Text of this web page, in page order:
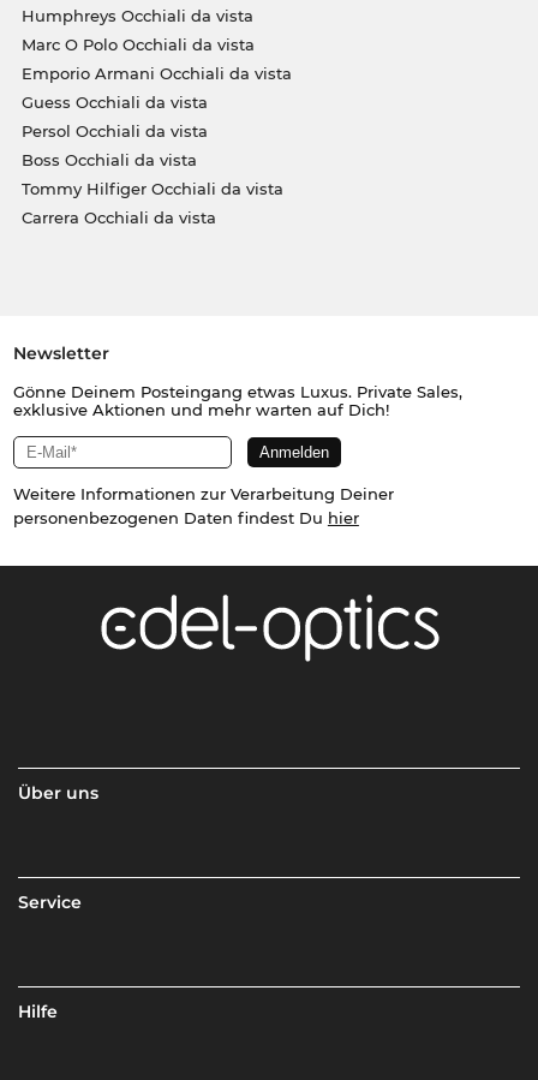
Humphreys Occhiali da vista
Marc O Polo Occhiali da vista
Emporio Armani Occhiali da vista
Guess Occhiali da vista
Persol Occhiali da vista
Boss Occhiali da vista
Tommy Hilfiger Occhiali da vista
Carrera Occhiali da vista
Newsletter
Gönne Deinem Posteingang etwas Luxus. Private Sales,
exklusive Aktionen und mehr warten auf Dich!
Weitere Informationen zur Verarbeitung Deiner
personenbezogenen Daten findest Du hier
Über uns
Service
Hilfe